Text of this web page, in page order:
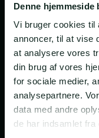
Denne hjemmeside
Vi bruger cookies til
annoncer, til at vise
at analysere vores
din brug af vores
for sociale medier,
analysepartnere.
data med andre
de har indsamlet fra
En
måde at
for både
Vælg
VI
6000
6051
6052
6064
6091
6092